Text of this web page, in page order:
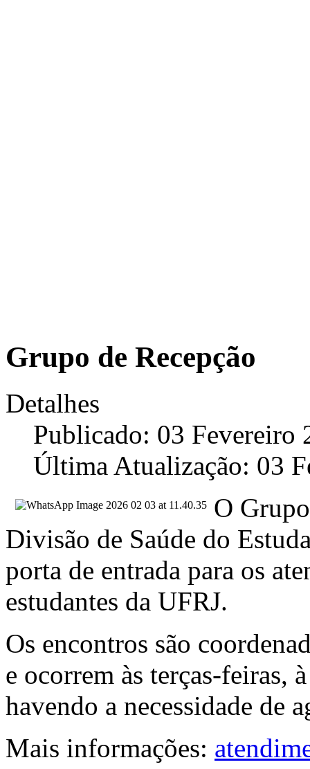
Grupo de Recepção
Detalhes
Publicado: 03 Fevereiro
Última Atualização: 03
O
Divisão de Saúde do
porta de entrada para os
estudantes da UFRJ.
Os encontros são
e ocorrem às terças-feiras,
havendo a necessidade de
Mais informações: